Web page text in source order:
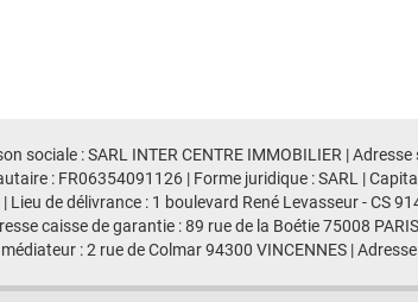
: SARL INTER CENTRE IMMOBILIER |
: FR06354091126 | Forme juridique : SARL |
de délivrance : 1 boulevard René Levasseur - CS
caisse de garantie : 89 rue de la Boétie 75008
: 2 rue de Colmar 94300 VINCENNES |